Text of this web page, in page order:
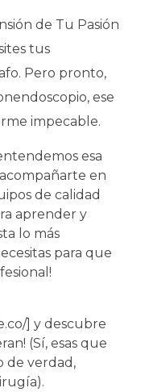
de Tu Pasión
tus
Pero pronto,
ese
impecable.
esa
en
de calidad
aprender y
lo más
para que
] y descubre
(Sí, esas que
de verdad,